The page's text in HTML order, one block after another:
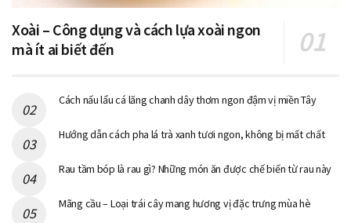
Xoài – Công dụng và cách lựa xoài ngon
mà ít ai biết đến
Cách nấu lẩu cá lăng chanh dây thơm ngon đậm vị miền Tây
Hướng dẫn cách pha lá trà xanh tươi ngon, không bị mất chất
Rau tầm bóp là rau gì? Những món ăn được chế biến từ rau này
Mãng cầu – Loại trái cây mang hương vị đặc trưng mùa hè